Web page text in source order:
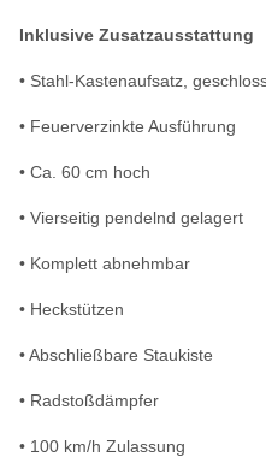
Inklusive Zusatzausstattung
• Stahl-Kastenaufsatz,
• Feuerverzinkte Ausführung
• Ca. 60 cm hoch
• Vierseitig pendelnd gelagert
• Komplett abnehmbar
• Heckstützen
• Abschließbare Staukiste
• Radstoßdämpfer
• 100 km/h Zulassung